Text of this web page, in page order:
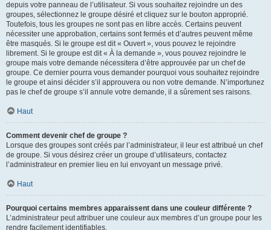
depuis votre panneau de l’utilisateur. Si vous souhaitez rejoindre un des
groupes, sélectionnez le groupe désiré et cliquez sur le bouton approprié.
Toutefois, tous les groupes ne sont pas en libre accès. Certains peuvent
nécessiter une approbation, certains sont fermés et d’autres peuvent même
être masqués. Si le groupe est dit « Ouvert », vous pouvez le rejoindre
librement. Si le groupe est dit « À la demande », vous pouvez rejoindre le
groupe mais votre demande nécessitera d’être approuvée par un chef de
groupe. Ce dernier pourra vous demander pourquoi vous souhaitez rejoindre
le groupe et ainsi décider s’il approuvera ou non votre demande. N’importunez
pas le chef de groupe s’il annule votre demande, il a sûrement ses raisons.
Haut
Comment devenir chef de groupe ?
Lorsque des groupes sont créés par l’administrateur, il leur est attribué un chef
de groupe. Si vous désirez créer un groupe d’utilisateurs, contactez
l’administrateur en premier lieu en lui envoyant un message privé.
Haut
Pourquoi certains membres apparaissent dans une couleur différente ?
L’administrateur peut attribuer une couleur aux membres d’un groupe pour les
rendre facilement identifiables.